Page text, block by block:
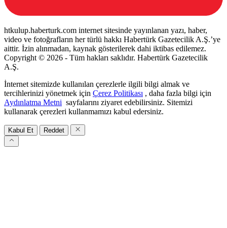
htkulup.haberturk.com internet sitesinde yayınlanan yazı, haber,
video ve fotoğrafların her türlü hakkı Habertürk Gazetecilik A.Ş.’ye
aittir. İzin alınmadan, kaynak gösterilerek dahi iktibas edilemez.
Copyright © 2026 - Tüm hakları saklıdır. Habertürk Gazetecilik
A.Ş.
İnternet sitemizde kullanılan çerezlerle ilgili bilgi almak ve
tercihlerinizi yönetmek için Çerez Politikası , daha fazla bilgi için
Aydınlatma Metni sayfalarını ziyaret edebilirsiniz. Sitemizi
kullanarak çerezleri kullanmamızı kabul edersiniz.
Kabul Et Reddet